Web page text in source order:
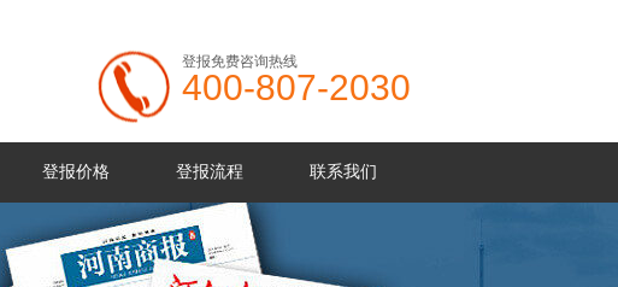
登报免费咨询热线
400-807-2030
登报价格 登报流程 联系我们